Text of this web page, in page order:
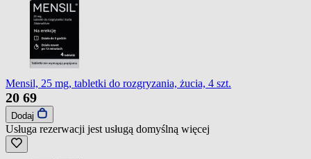
Mensil, 25 mg, tabletki do rozgryzania, żucia, 4 szt.
20 69
Dodaj
Usługa rezerwacji jest usługą domyślną więcej